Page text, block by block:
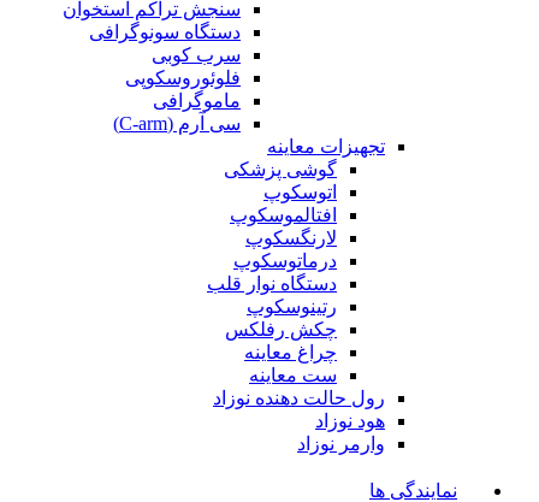
سنجش تراکم استخوان
دستگاه سونوگرافی
سرب کوبی
فلوئوروسکوپی
ماموگرافی
سی آرم (C-arm)
تجهیزات معاینه
گوشی پزشکی
اتوسکوپ
افتالموسکوپ
لارنگسکوپ
درماتوسکوپ
دستگاه نوار قلب
رتینوسکوپ
چکش رفلکس
چراغ معاینه
ست معاینه
رول حالت دهنده نوزاد
هود نوزاد
وارمر نوزاد
نمایندگی ها